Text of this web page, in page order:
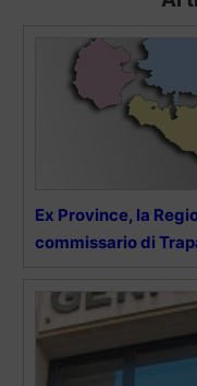
Ex Province, la
commissario di